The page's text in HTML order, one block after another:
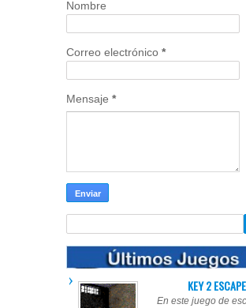
Nombre
Correo electrónico *
Mensaje *
KEY 2 ESCAPE
En este juego de